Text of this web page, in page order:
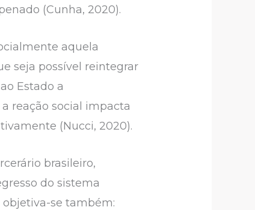
(Cunha, 2020).
aquela
seja possível reintegrar
Estado a
reação social impacta
(Nucci, 2020).
brasileiro,
do sistema
se também: